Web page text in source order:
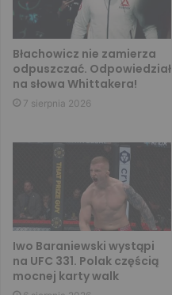
Błachowicz nie zamierza
odpuszczać. Odpowiedział
na słowa Whittakera!
7 sierpnia 2026
Iwo Baraniewski wystąpi
na UFC 331. Polak częścią
mocnej karty walk